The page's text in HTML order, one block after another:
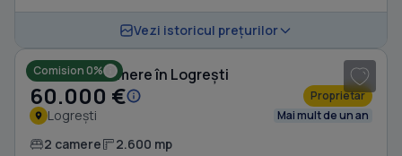
Vezi istoricul prețurilor
Comision 0%
Casă cu 2 camere în Logrești
60.000 € Proprietar
Logrești Mai mult de un an
2 camere 2.600 mp